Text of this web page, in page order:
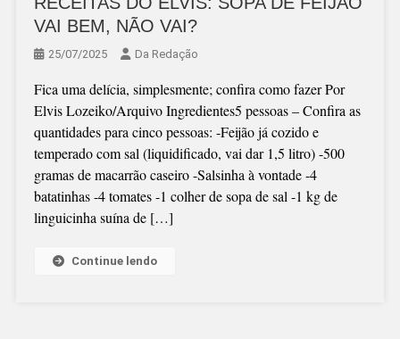
VAI BEM, NÃO VAI?
25/07/2025 Da Redação
Fica uma delícia, simplesmente; confira como fazer Por
Elvis Lozeiko/Arquivo Ingredientes5 pessoas – Confira as
quantidades para cinco pessoas: -Feijão já cozido e
temperado com sal (liquidificado, vai dar 1,5 litro) -500
gramas de macarrão caseiro -Salsinha à vontade -4
batatinhas -4 tomates -1 colher de sopa de sal -1 kg de
linguicinha suína de […]
Continue lendo